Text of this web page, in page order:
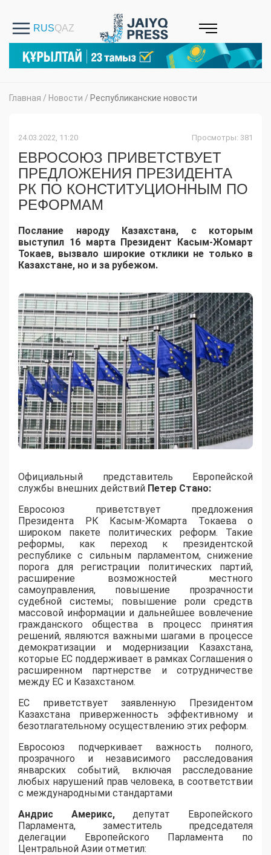
Главная / Новости / Республиканские новости
24.03.2022, 11:20 Просмотры: 381
ЕВРОСОЮЗ ПРИВЕТСТВУЕТ
ПРЕДЛОЖЕНИЯ ПРЕЗИДЕНТА
РК ПО КОНСТИТУЦИОННЫМ ПО
РЕФОРМАМ
Послание народу Казахстана, с которым
выступил 16 марта Президент Касым-Жомарт
Токаев, вызвало широкие отклики не только в
Казахстане, но и за рубежом.
Официальный представитель Европейской
службы внешних действий Петер Стано:
Евросоюз приветствует предложения
Президента РК Касым-Жомарта Токаева о
широком пакете политических реформ. Такие
реформы, как переход к президентской
республике с сильным парламентом, снижение
порога для регистрации политических партий,
расширение возможностей местного
самоуправления, повышение прозрачности
судебной системы; повышение роли средств
массовой информации и дальнейшее вовлечение
гражданского общества в процесс принятия
решений, являются важными шагами в процессе
демократизации и модернизации Казахстана,
которые ЕС поддерживает в рамках Соглашения о
расширенном партнерстве и сотрудничестве
между ЕС и Казахстаном.
ЕС приветствует заявленную Президентом
Казахстана приверженность эффективному и
безотлагательному осуществлению этих реформ.
Евросоюз подчеркивает важность полного,
прозрачного и независимого расследования
январских событий, включая расследование
любых нарушений прав человека, в соответствии
с международными стандартами
Андрис Америкс,депутат Европейского
Парламента, заместитель председателя
делегации Европейского Парламента по
Центральной Азии отметил: